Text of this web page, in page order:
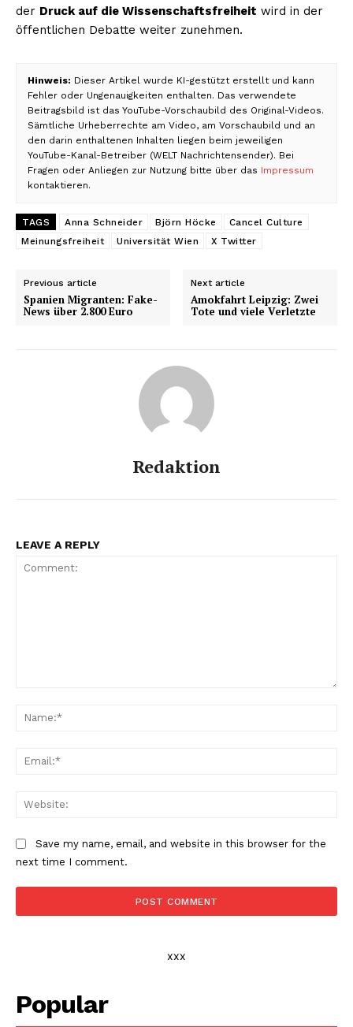
der Druck auf die Wissenschaftsfreiheit wird in der
öffentlichen Debatte weiter zunehmen.
Hinweis: Dieser Artikel wurde KI-gestützt erstellt und kann
Fehler oder Ungenauigkeiten enthalten. Das verwendete
Beitragsbild ist das YouTube-Vorschaubild des Original-Videos.
Sämtliche Urheberrechte am Video, am Vorschaubild und an
den darin enthaltenen Inhalten liegen beim jeweiligen
YouTube-Kanal-Betreiber (WELT Nachrichtensender). Bei
Fragen oder Anliegen zur Nutzung bitte über das Impressum
kontaktieren.
TAGS Anna Schneider Björn Höcke
Cancel Culture
Meinungsfreiheit
Universität Wien X Twitter
Previous article
Spanien Migranten: Fake-
News über 2.800 Euro
Next article
Amokfahrt Leipzig: Zwei
Tote und viele Verletzte
Redaktion
LEAVE A REPLY
Save my name, email, and website in this browser for the
next time I comment.
xxx
Popular